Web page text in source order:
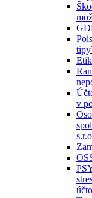
tipy
v